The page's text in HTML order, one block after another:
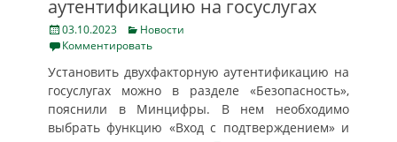
аутентификацию на госуслугах
Posted
on
03.10.2023 Categories
Новости
Комментировать
Установить двухфакторную аутентификацию на
госуслугах можно в разделе «Безопасность»,
пояснили в Минцифры. В нем необходимо
выбрать функцию «Вход с подтверждением» и